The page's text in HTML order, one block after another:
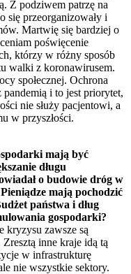
Z podziwem patrzę na
się przeorganizowały i
Martwię się bardziej o
poświęcenie
którzy w różny sposób
walki z koronawirusem.
społecznej. Ochrona
i to jest priorytet,
nie służy pacjentowi, a
w przyszłości.
mają być
długu
o budowie dróg w
mają pochodzić
państwa i dług
gospodarki?
kryzysu zawsze są
inne kraje idą tą
w infrastrukturę
nie wszystkie sektory.